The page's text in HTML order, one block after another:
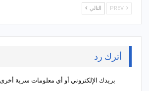
التالي
أترك رد
بريدك الإلكتروني أو أي معلومات سرية